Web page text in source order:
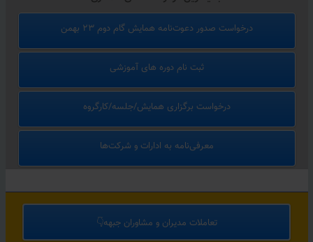
درخواست صدور دعوت‌نامه همایش گام دوم ۲۳ بهمن
ثبت نام دوره های آموزشی
درخواست برگزاری همایش/جلسه/کارگروه
معرفی‌نامه به ادارات و شرکت‌ها
تعاملات مدیران و مشاوران جبهه👇